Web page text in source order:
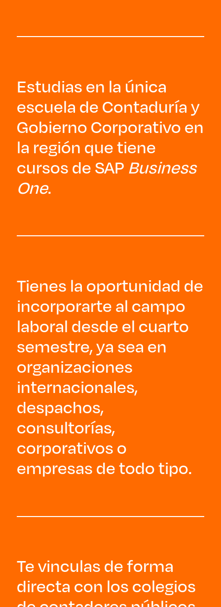
Estudias en la única
escuela de Contaduría y
Gobierno Corporativo en
la región que tiene
cursos de SAP Business
One.
Tienes la oportunidad de
incorporarte al campo
laboral desde el cuarto
semestre, ya sea en
organizaciones
internacionales,
despachos,
consultorías,
corporativos o
empresas de todo tipo.
Te vinculas de forma
directa con los colegios